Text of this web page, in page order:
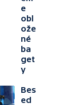
e
obl
ože
né
ba
get
y
Bes
ed